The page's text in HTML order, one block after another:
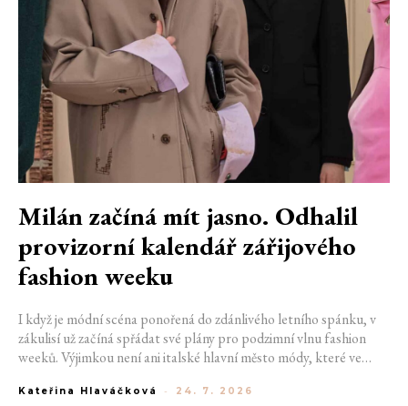
Milán začíná mít jasno. Odhalil
provizorní kalendář zářijového
fashion weeku
I když je módní scéna ponořená do zdánlivého letního spánku, v
zákulisí už začíná spřádat své plány pro podzimní vlnu fashion
weeků. Výjimkou není ani italské hlavní město módy, které ve
22. do 28. září přivítá tradiční jména, pozornost však zaměří
Kateřina Hlaváčková - 24. 7. 2026